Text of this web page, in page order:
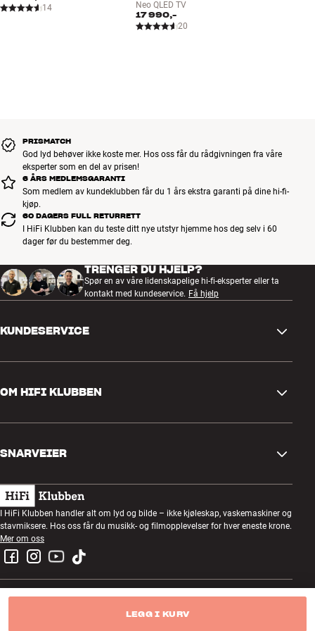
LEGG I KURV
14 Neo QLED TV
17 990,-
20
PRISMATCH
God lyd behøver ikke koste mer. Hos oss får du rådgivningen fra våre
eksperter som en del av prisen!
6 ÅRS MEDLEMSGARANTI
Som medlem av kundeklubben får du 1 års ekstra garanti på dine hi-fi-
kjøp.
60 DAGERS FULL RETURRETT
I HiFi Klubben kan du teste ditt nye utstyr hjemme hos deg selv i 60
dager før du bestemmer deg.
TRENGER DU HJELP?
Spør en av våre lidenskapelige hi-fi-eksperter eller ta
kontakt med kundeservice. Få hjelp
KUNDESERVICE
Retur og reklamasjon
Angre på bestilling
Handelsbetingelser
Personvernpolicy
OM HIFI KLUBBEN
Kundeklubb
Lyttekveld
Konkurranser
Jobb i HiFi Klubben
SNARVEIER
Gavekort
Bygg med lyd
Montering og installasjon
Retur av el-avfall
I HiFi Klubben handler alt om lyd og bilde – ikke kjøleskap, vaskemaskiner og
stavmiksere. Hos oss får du musikk- og filmopplevelser for hver eneste krone.
Mer om oss